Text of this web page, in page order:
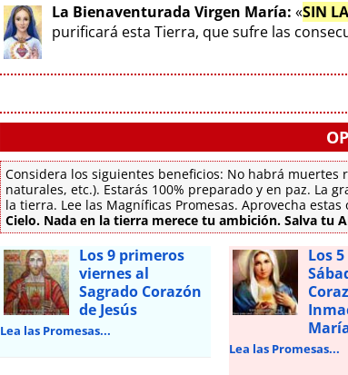
La Bienaventurada Virgen María: «SIN
purificará esta Tierra, que sufre las
Considera los siguientes beneficios: No habrá
naturales, etc.). Estarás 100% preparado y en paz. La
la tierra. Lee las Magníficas Promesas. Aprovecha
Cielo. Nada en la tierra merece tu ambición. Salva tu
Los 9 primeros
viernes al
Sagrado Corazón
de Jesús
Lea las Promesas...
Los
Lea las Promesas...